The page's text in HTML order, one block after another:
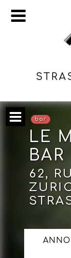
bar
LE
BAR
62,